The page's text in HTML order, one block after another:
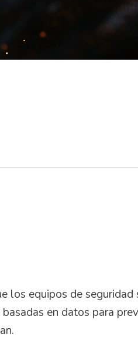
los equipos de
basadas en datos para